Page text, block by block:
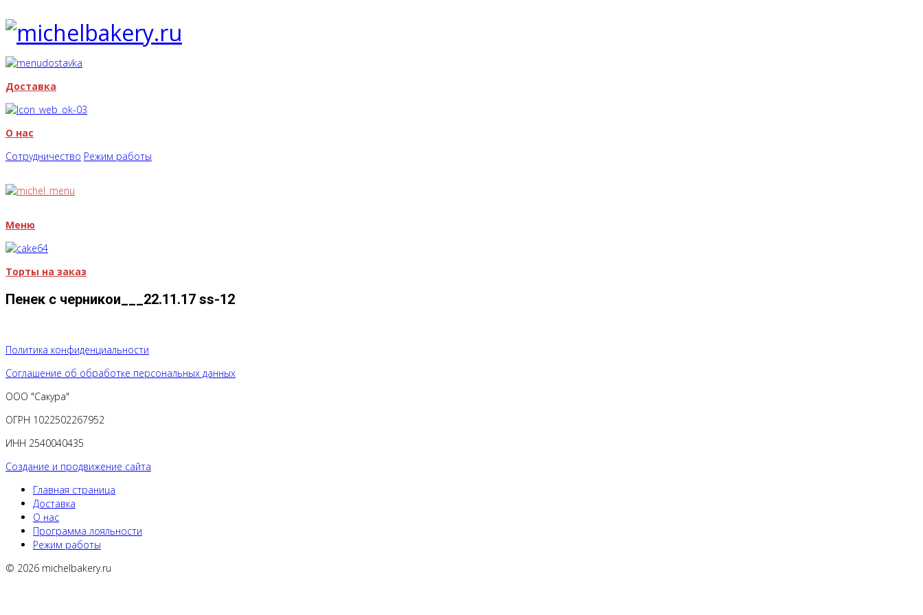
Доставка
О нас
Сотрудничество Режим работы
Меню
Торты на заказ
Пенек с черникои___22.11.17 ss-12
Политика конфиденциальности
Соглашение об обработке персональных данных
ООО "Сакура"
ОГРН 1022502267952
ИНН 2540040435
Создание и продвижение сайта
Главная страница
Доставка
О нас
Программа лояльности
Режим работы
© 2026 michelbakery.ru